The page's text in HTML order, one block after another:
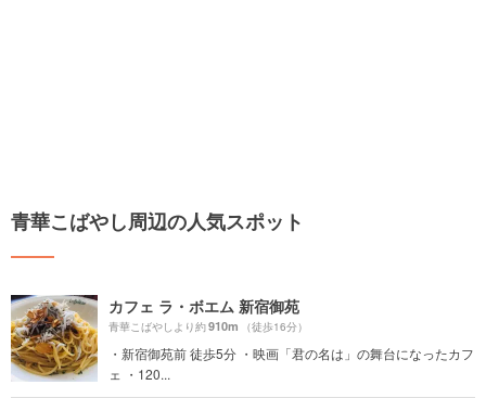
青華こばやし周辺の人気スポット
カフェ ラ・ボエム 新宿御苑
青華こばやしより約910m （徒歩16分）
・新宿御苑前 徒歩5分 ・映画「君の名は」の舞台になったカフ
ェ ・120...